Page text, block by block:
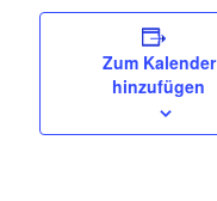
Zum Kalender
hinzufügen